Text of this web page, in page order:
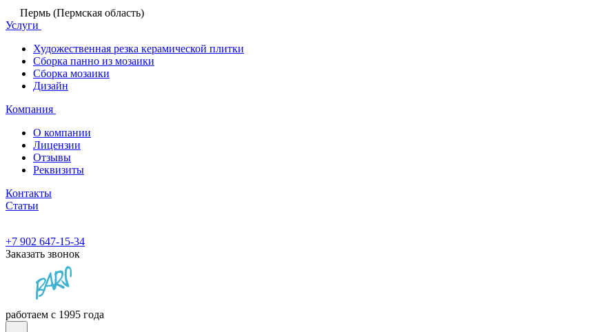
Пермь (Пермская область)
Услуги
Художественная резка керамической плитки
Сборка панно из мозаики
Сборка мозаики
Дизайн
Компания
О компании
Лицензии
Отзывы
Реквизиты
Контакты
Статьи
+7 902 647-15-34
Заказать звонок
работаем с 1995 года